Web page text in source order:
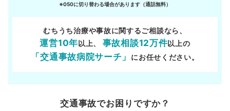
※050に切り替わる場合があります（通話無料）
むちうち治療や事故に関するご相談なら、
運営10年以上、 事故相談12万件以上の
「交通事故病院サーチ」 にお任せください。
交通事故でお困りですか？